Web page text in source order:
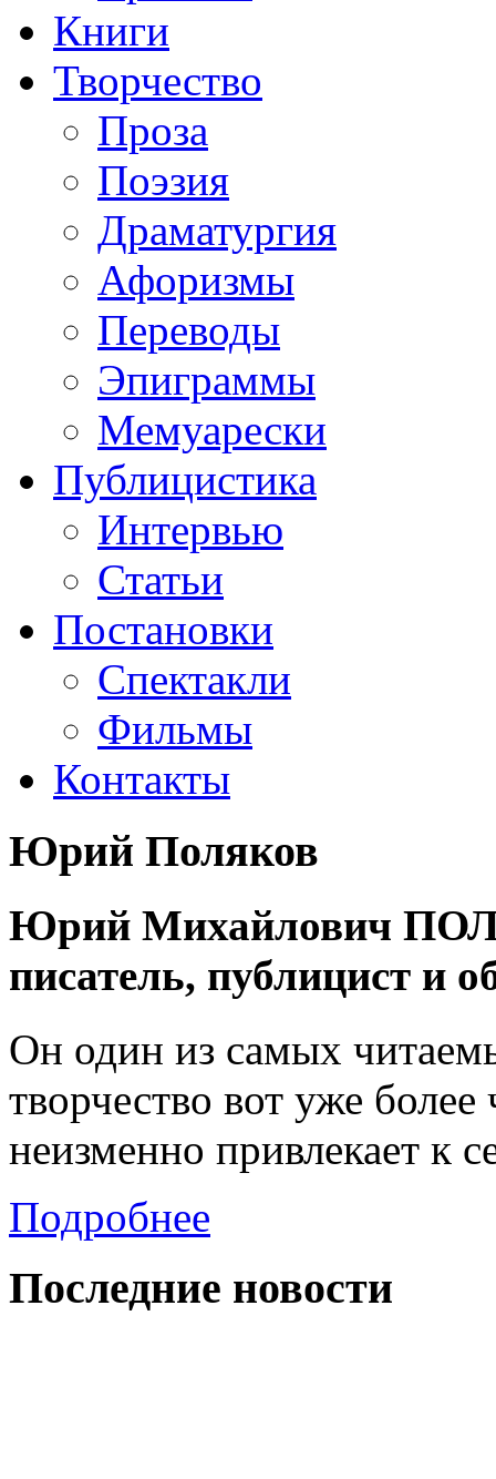
Книги
Творчество
Проза
Поэзия
Драматургия
Афоризмы
Переводы
Эпиграммы
Мемуарески
Публицистика
Интервью
Статьи
Постановки
Спектакли
Фильмы
Контакты
Юрий Поляков
Юрий Михайлович
писатель, публицист и
Он один из самых
творчество вот уже
неизменно привлекает к
Подробнее
Последние новости